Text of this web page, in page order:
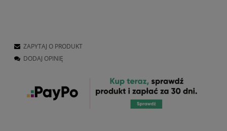
ZAPYTAJ O PRODUKT
DODAJ OPINIĘ